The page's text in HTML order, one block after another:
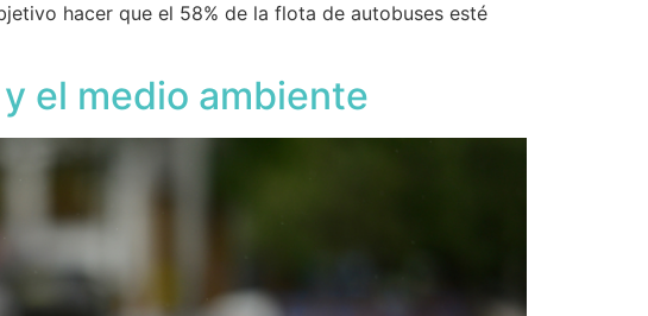
hacer que el 58% de la flota de autobuses esté
el medio ambiente